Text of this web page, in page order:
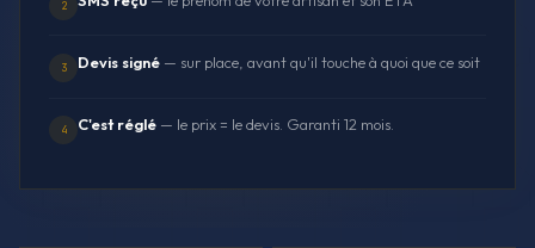
2
3 Devis signé — sur place, avant qu'il touche à quoi que ce soit
4 C'est réglé — le prix = le devis. Garanti 12 mois.